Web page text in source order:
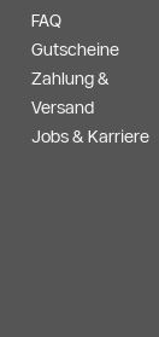
FAQ
Gutscheine
Zahlung &
Versand
Jobs & Karriere